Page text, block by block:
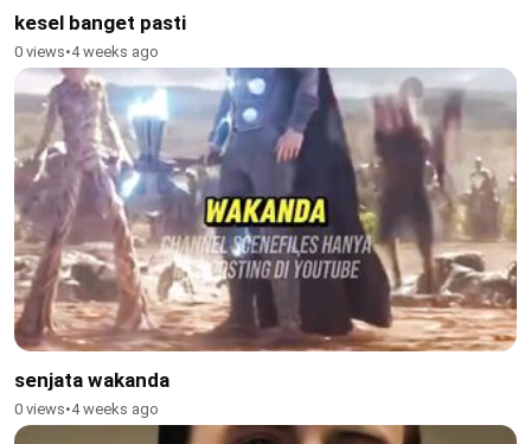
kesel banget pasti
0 views•4 weeks ago
senjata wakanda
0 views•4 weeks ago